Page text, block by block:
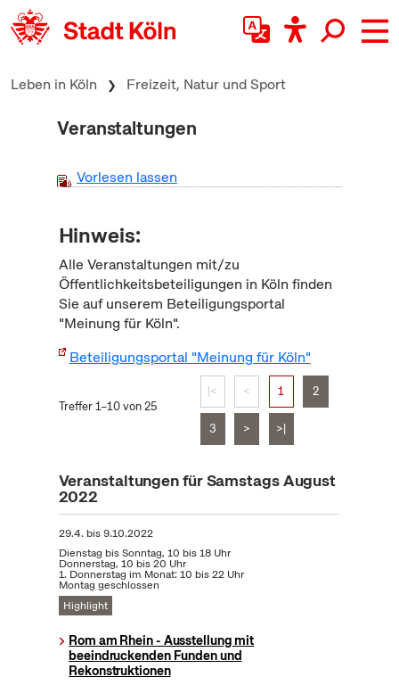
zum Inhalt springen
Leben in Köln Freizeit, Natur und Sport
Veranstaltungen
Vorlesen lassen
Hinweis:
Alle Veranstaltungen mit/zu
Öffentlichkeitsbeteiligungen in Köln finden
Sie auf unserem Beteiligungsportal
"Meinung für Köln".
Beteiligungsportal "Meinung für Köln"
Treffer 1–10 von 25
|< < 1 2
3 > >|
Veranstaltungen für Samstags August
2022
29.4. bis9.10.2022
Dienstag bis Sonntag, 10 bis 18 Uhr
Donnerstag, 10 bis 20 Uhr
1. Donnerstag im Monat: 10 bis 22 Uhr
Montag geschlossen
Highlight
Rom am Rhein - Ausstellung mit
beeindruckenden Funden und
Rekonstruktionen